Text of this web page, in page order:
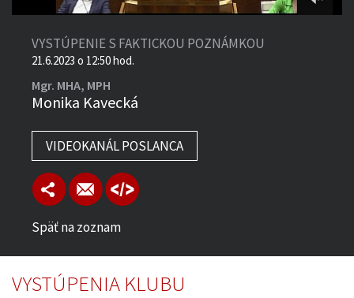
4:03:53
VYSTÚPENIE S FAKTICKOU POZNÁMKOU
21.6.2023 o 12:50 hod.
Mgr. MHA, MPH
Monika Kavecká
VIDEOKANÁL POSLANCA
Späť na zoznam
VYSTÚPENIA KLUBU